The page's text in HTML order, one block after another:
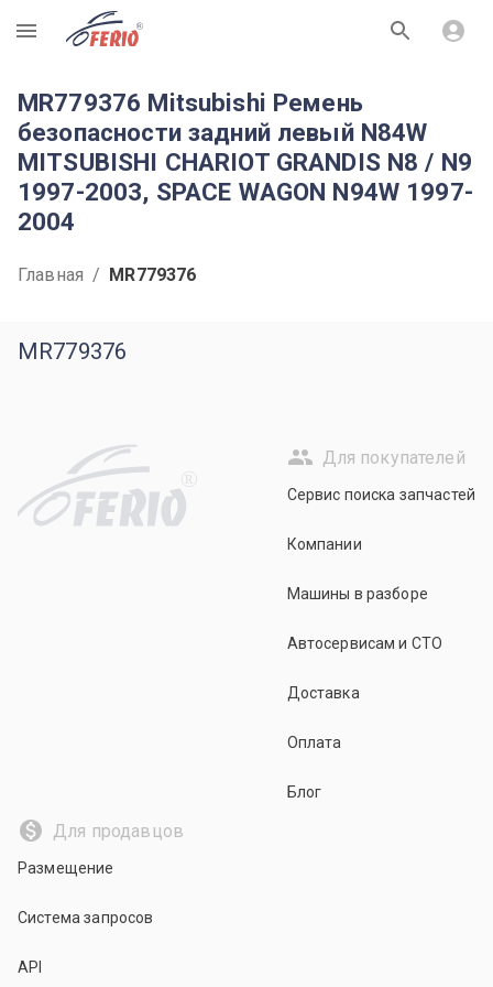
R
MR779376 Mitsubishi Ремень
безопасности задний левый N84W
MITSUBISHI CHARIOT GRANDIS N8 / N9
1997-2003, SPACE WAGON N94W 1997-
2004
Главная / MR779376
MR779376
R
Для покупателей
Сервис поиска запчастей
Компании
Машины в разборе
Автосервисам и СТО
Доставка
Оплата
Блог
Для продавцов
Размещение
Система запросов
API